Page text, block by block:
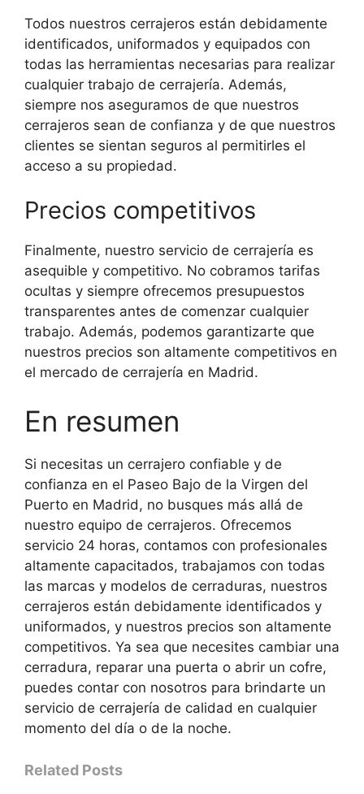
Todos nuestros cerrajeros están debidamente
identificados, uniformados y equipados con
todas las herramientas necesarias para realizar
cualquier trabajo de cerrajería. Además,
siempre nos aseguramos de que nuestros
cerrajeros sean de confianza y de que nuestros
clientes se sientan seguros al permitirles el
acceso a su propiedad.
Precios competitivos
Finalmente, nuestro servicio de cerrajería es
asequible y competitivo. No cobramos tarifas
ocultas y siempre ofrecemos presupuestos
transparentes antes de comenzar cualquier
trabajo. Además, podemos garantizarte que
nuestros precios son altamente competitivos en
el mercado de cerrajería en Madrid.
En resumen
Si necesitas un cerrajero confiable y de
confianza en el Paseo Bajo de la Virgen del
Puerto en Madrid, no busques más allá de
nuestro equipo de cerrajeros. Ofrecemos
servicio 24 horas, contamos con profesionales
altamente capacitados, trabajamos con todas
las marcas y modelos de cerraduras, nuestros
cerrajeros están debidamente identificados y
uniformados, y nuestros precios son altamente
competitivos. Ya sea que necesites cambiar una
cerradura, reparar una puerta o abrir un cofre,
puedes contar con nosotros para brindarte un
servicio de cerrajería de calidad en cualquier
momento del día o de la noche.
Related Posts